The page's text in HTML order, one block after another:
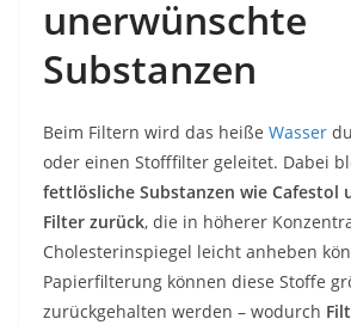
unerwünschte
Substanzen
Beim Filtern wird das heiße Wasser
oder einen Stofffilter geleitet. Dabei
fettlösliche Substanzen wie Cafestol
Filter zurück, die in höherer
Cholesterinspiegel leicht anheben
Papierfilterung können diese Stoffe
zurückgehalten werden – wodurch